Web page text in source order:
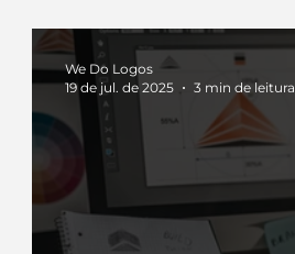
We Do Logos
19 de jul. de 2025
3 min de leitura